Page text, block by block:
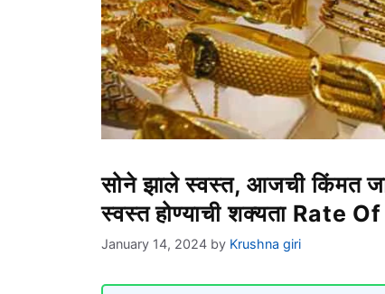
सोने झाले स्वस्त, आजची किंमत
स्वस्त होण्याची शक्यता Rate
January 14, 2024 by Krushna giri